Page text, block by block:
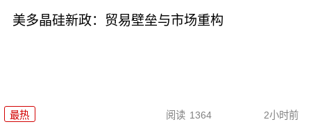
美多晶硅新政：贸易壁垒与市场重构
最热 阅读 1364 2小时前